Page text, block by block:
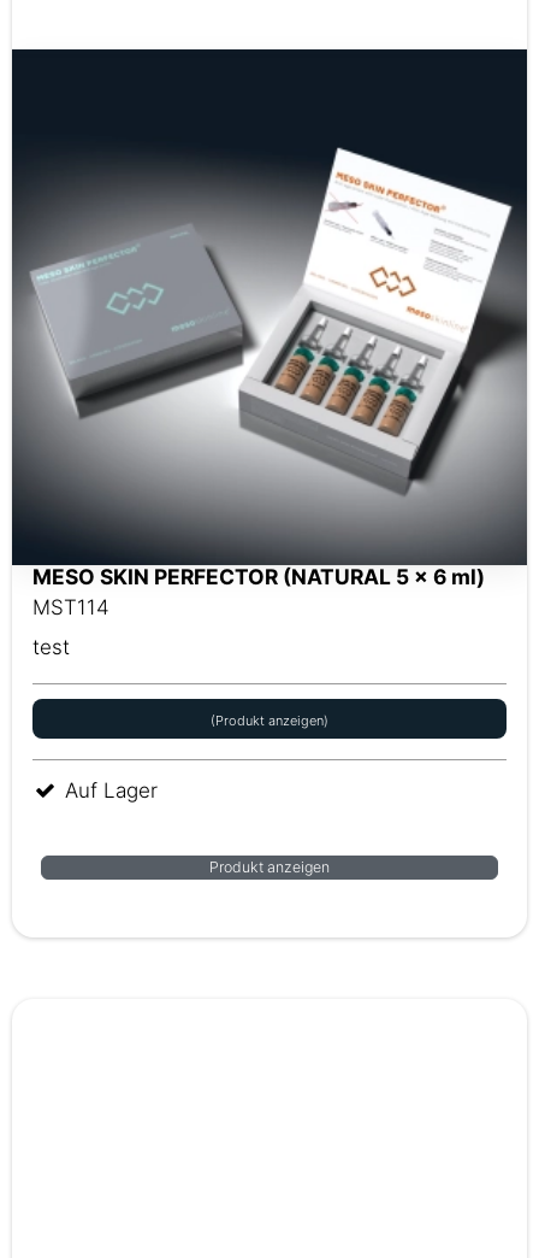
MESO SKIN PERFECTOR (NATURAL 5 x 6 ml)
MST114
test
(Produkt anzeigen)
Auf Lager
Produkt anzeigen